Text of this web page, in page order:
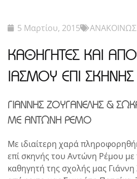
5 Μαρτίου, 2015
ΚΑΘΗΓΗΤΕΣ ΚΑΙ
ΙΑΣΜΟΥ ΕΠΙ ΣΚΗΝΗΣ
ΓΙΑΝΝΗΣ ΖΟΥΓΑΝΕΛΗΣ &
ΜΕ ΑΝΤΩΝΗ ΡΕΜΟ
Με ιδιαίτερη χαρά
επί σκηνής του Αντώνη Ρέμου με
καθηγητή της σχολής μας